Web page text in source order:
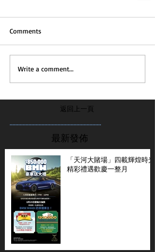
Comments
Write a comment...
返回上一頁
...............................................................
最新發佈
「天河大賭場」四載輝煌時光
精彩禮遇歡慶一整月